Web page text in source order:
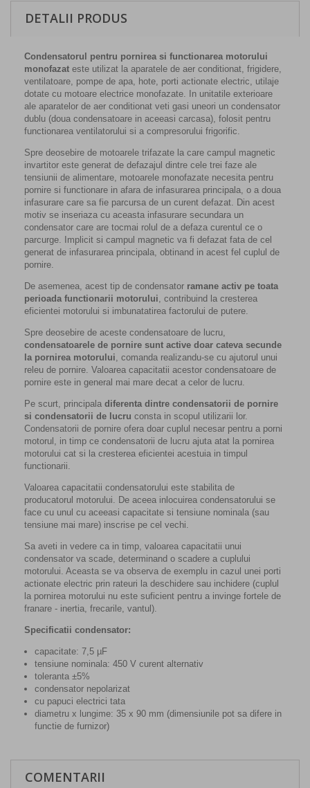
DETALII PRODUS
Condensatorul pentru pornirea si functionarea motorului
monofazat este utilizat la aparatele de aer conditionat, frigidere,
ventilatoare, pompe de apa, hote, porti actionate electric, utilaje
dotate cu motoare electrice monofazate. In unitatile exterioare
ale aparatelor de aer conditionat veti gasi uneori un condensator
dublu (doua condensatoare in aceeasi carcasa), folosit pentru
functionarea ventilatorului si a compresorului frigorific.
Spre deosebire de motoarele trifazate la care campul magnetic
invartitor este generat de defazajul dintre cele trei faze ale
tensiunii de alimentare, motoarele monofazate necesita pentru
pornire si functionare in afara de infasurarea principala, o a doua
infasurare care sa fie parcursa de un curent defazat. Din acest
motiv se inseriaza cu aceasta infasurare secundara un
condensator care are tocmai rolul de a defaza curentul ce o
parcurge. Implicit si campul magnetic va fi defazat fata de cel
generat de infasurarea principala, obtinand in acest fel cuplul de
pornire.
De asemenea, acest tip de condensator ramane activ pe toata
perioada functionarii motorului, contribuind la cresterea
eficientei motorului si imbunatatirea factorului de putere.
Spre deosebire de aceste condensatoare de lucru,
condensatoarele de pornire sunt active doar cateva secunde
la pornirea motorului, comanda realizandu-se cu ajutorul unui
releu de pornire. Valoarea capacitatii acestor condensatoare de
pornire este in general mai mare decat a celor de lucru.
Pe scurt, principala diferenta dintre condensatorii de pornire
si condensatorii de lucru consta in scopul utilizarii lor.
Condensatorii de pornire ofera doar cuplul necesar pentru a porni
motorul, in timp ce condensatorii de lucru ajuta atat la pornirea
motorului cat si la cresterea eficientei acestuia in timpul
functionarii.
Valoarea capacitatii condensatorului este stabilita de
producatorul motorului. De aceea inlocuirea condensatorului se
face cu unul cu aceeasi capacitate si tensiune nominala (sau
tensiune mai mare) inscrise pe cel vechi.
Sa aveti in vedere ca in timp, valoarea capacitatii unui
condensator va scade, determinand o scadere a cuplului
motorului. Aceasta se va observa de exemplu in cazul unei porti
actionate electric prin rateuri la deschidere sau inchidere (cuplul
la pornirea motorului nu este suficient pentru a invinge fortele de
franare - inertia, frecarile, vantul).
Specificatii condensator:
capacitate: 7,5 µF
tensiune nominala: 450 V curent alternativ
toleranta ±5%
condensator nepolarizat
cu papuci electrici tata
diametru x lungime: 35 x 90 mm (dimensiunile pot sa difere in
functie de furnizor)
COMENTARII